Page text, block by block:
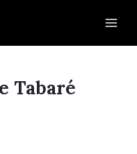
Tabaré